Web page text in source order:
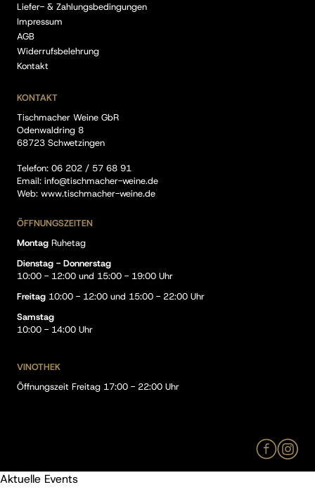
Liefer- & Zahlungsbedingungen
Impressum
AGB
Widerrufsbelehrung
Kontakt
KONTAKT
Tischmacher Weine GbR
Odenwaldring 8
68723 Schwetzingen
Telefon: 06 202 / 57 68 91
Email: info@tischmacher-weine.de
Web: www.tischmacher-weine.de
ÖFFNUNGSZEITEN
Montag Ruhetag
Dienstag - Donnerstag
10:00 - 12:00 und 15:00 - 19:00 Uhr
Freitag 10:00 - 12:00 und 15:00 - 22:00 Uhr
Samstag
10:00 - 14:00 Uhr
VINOTHEK
Öffnungszeit Freitag 17:00 - 22:00 Uhr
Aktuelle Events